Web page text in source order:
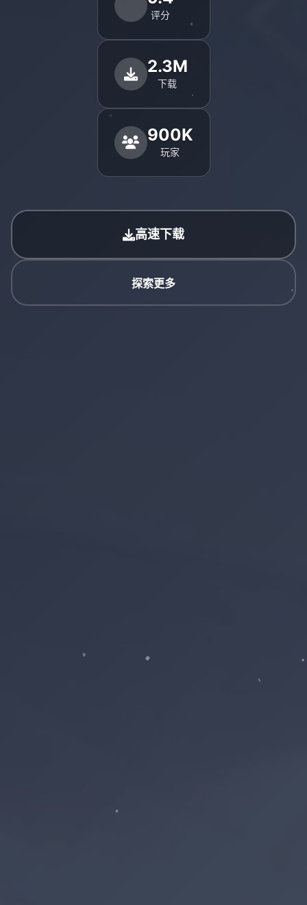
评分
2.3M
下载
900K
玩家
高速下载
探索更多